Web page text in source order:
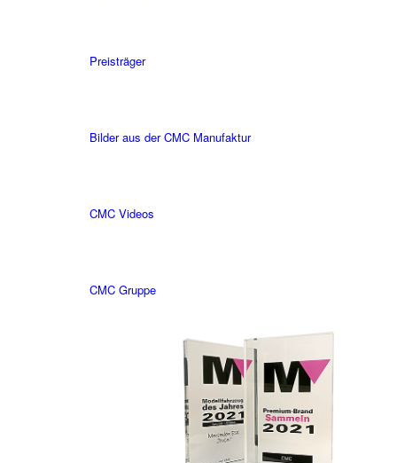
Preisträger
Bilder aus der CMC Manufaktur
CMC Videos
CMC Gruppe